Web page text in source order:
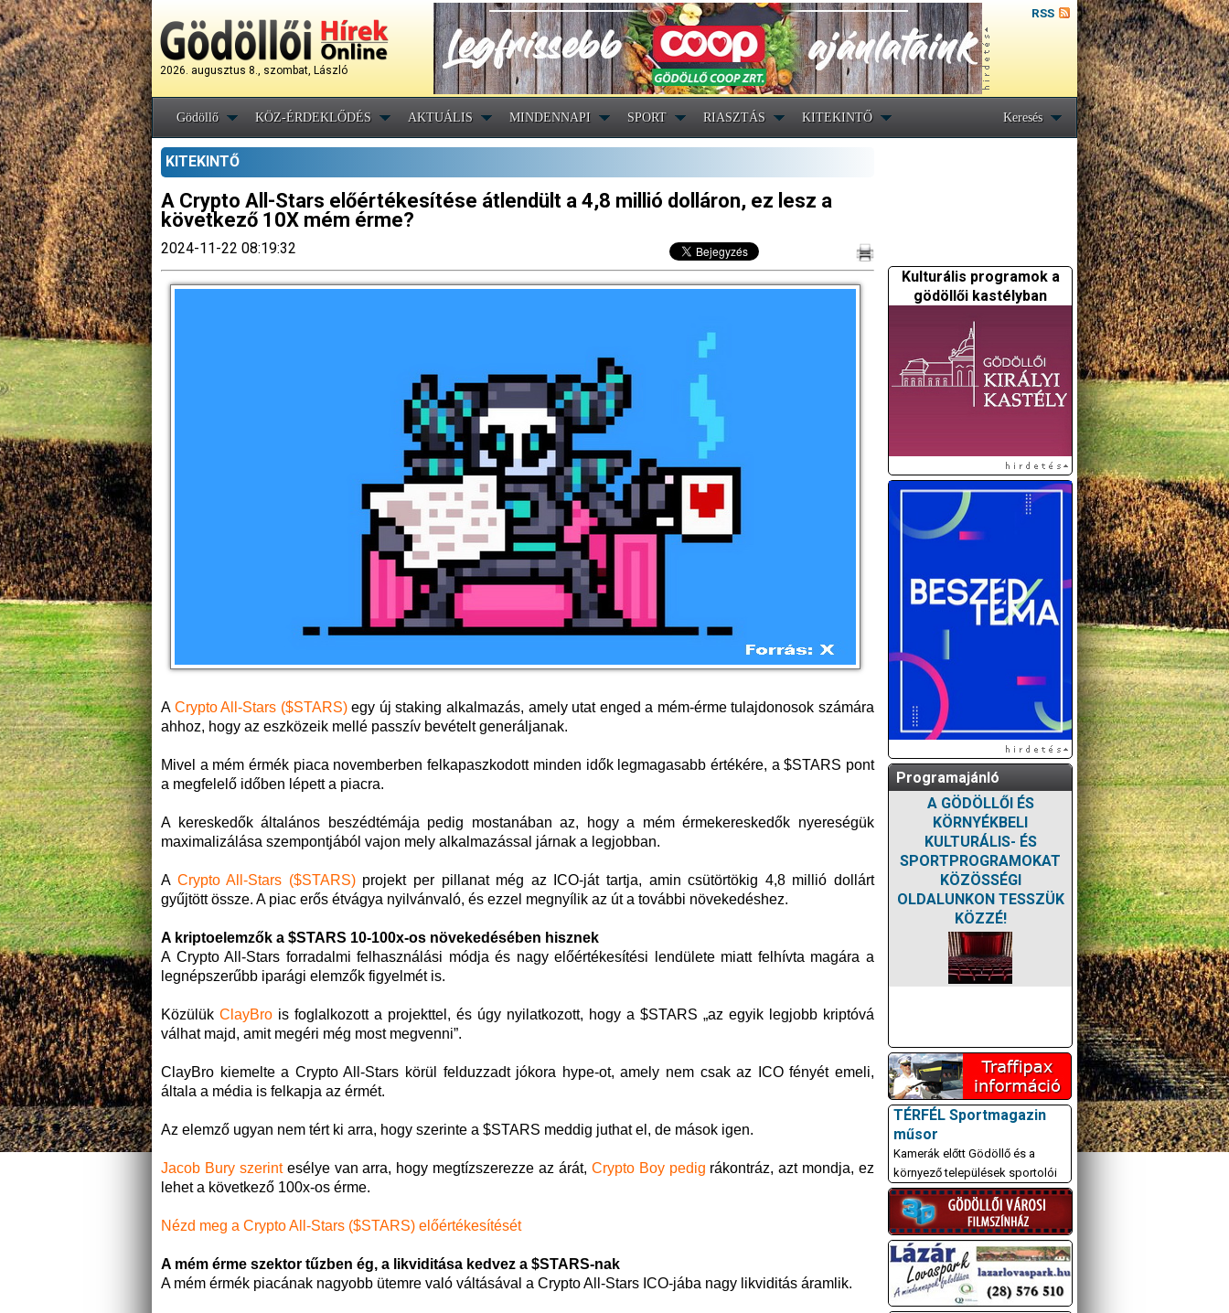
2026. augusztus 8., szombat, László
RSS
Gödöllő KÖZ-ÉRDEKLŐDÉS AKTUÁLIS MINDENNAPI SPORT RIASZTÁS KITEKINTŐ Keresés
KITEKINTŐ
A Crypto All-Stars előértékesítése átlendült a 4,8 millió dolláron, ez lesz a
következő 10X mém érme?
2024-11-22 08:19:32
A Crypto All-Stars ($STARS)egy új staking alkalmazás, amely utat enged a mém-érme tulajdonosok számára
ahhoz, hogy az eszközeik mellé passzív bevételt generáljanak.
Mivel a mém érmék piaca novemberben felkapaszkodott minden idők legmagasabb értékére, a $STARS pont
a megfelelő időben lépett a piacra.
A kereskedők általános beszédtémája pedig mostanában az, hogy a mém érmekereskedők nyereségük
maximalizálása szempontjából vajon mely alkalmazással járnak a legjobban.
A Crypto All-Stars ($STARS)projekt per pillanat még az ICO-ját tartja, amin csütörtökig 4,8 millió dollárt
gyűjtött össze. A piac erős étvágya nyilvánvaló, és ezzel megnyílik az út a további növekedéshez.
A kriptoelemzők a $STARS 10-100x-os növekedésében hisznek
A Crypto All-Stars forradalmi felhasználási módja és nagy előértékesítési lendülete miatt felhívta magára a
legnépszerűbb iparági elemzők figyelmét is.
Közülük ClayBro is foglalkozott a projekttel, és úgy nyilatkozott, hogy a $STARS „az egyik legjobb kriptóvá
válhat majd, amit megéri még most megvenni”.
ClayBro kiemelte a Crypto All-Stars körül felduzzadt jókora hype-ot, amely nem csak az ICO fényét emeli,
általa a média is felkapja az érmét.
Az elemző ugyan nem tért ki arra, hogy szerinte a $STARS meddig juthat el, de mások igen.
Jacob Bury szerintesélye van arra, hogy megtízszerezze az árát, Crypto Boy pedig rákontráz, azt mondja, ez
lehet a következő 100x-os érme.
Nézd meg a Crypto All-Stars ($STARS) előértékesítését
A mém érme szektor tűzben ég, a likviditása kedvez a $STARS-nak
A mém érmék piacának nagyobb ütemre való váltásával a Crypto All-Stars ICO-jába nagy likviditás áramlik.
Kulturális programok a
gödöllői kastélyban
Programajánló
A GÖDÖLLŐI ÉS
KÖRNYÉKBELI
KULTURÁLIS- ÉS
SPORTPROGRAMOKAT
KÖZÖSSÉGI
OLDALUNKON TESSZÜK
KÖZZÉ!
TÉRFÉL Sportmagazin
műsor
Kamerák előtt Gödöllő és a
környező települések sportolói